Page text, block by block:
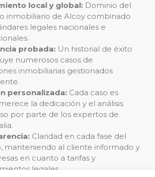
local y global: Dominio del
inmobiliario de Alcoy combinado
legales nacionales e
probada: Un historial de éxito
numerosos casos de
inmobiliarias gestionados
personalizada: Cada caso es
la dedicación y el análisis
por parte de los expertos de
Claridad en cada fase del
manteniendo al cliente informado y
en cuanto a tarifas y
legales.